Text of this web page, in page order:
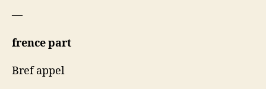
—
frence part
Bref appel